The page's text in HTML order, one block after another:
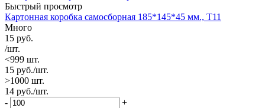
Быстрый просмотр
Картонная коробка самосборная 185*145*45 мм., Т11
Много
15 руб.
/шт.
<999 шт.
15 руб./шт.
>1000 шт.
14 руб./шт.
-
+